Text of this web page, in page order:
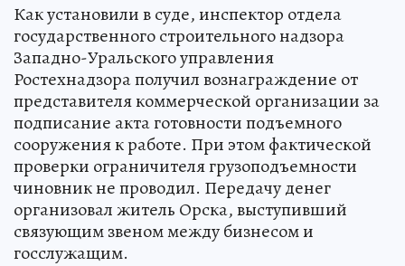
Как установили в суде, инспектор отдела
государственного строительного надзора
Западно-Уральского управления
Ростехнадзора получил вознаграждение от
представителя коммерческой организации за
подписание акта готовности подъемного
сооружения к работе. При этом фактической
проверки ограничителя грузоподъемности
чиновник не проводил. Передачу денег
организовал житель Орска, выступивший
связующим звеном между бизнесом и
госслужащим.